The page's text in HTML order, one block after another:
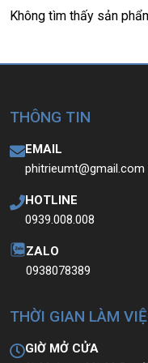
Không tìm thấy sản
THÔNG TIN
EMAIL
phitrieumt@gmail.com
HOTLINE
0939.008.008
ZALO
0938078389
THỜI GIAN LÀM
GIỜ MỞ CỬA